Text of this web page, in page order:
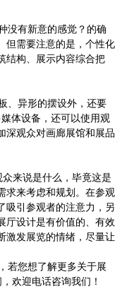
没有新意的感觉？的确
但需要注意的是，个性化
结构、展示内容综合把
、异形的摆设外，还要
体设备，还可以使用观
深观众对画廊展馆和展品
来说是什么，毕竟这是
求来考虑和规划。在参观
吸引参观者的注意力，另
厅设计是有价值的、有效
激发展览的情绪，尽量让
若您想了解更多关于展
欢迎电话咨询我们！